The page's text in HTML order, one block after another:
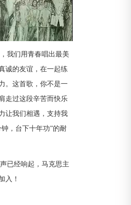
我们用青春唱出最美
诚的友谊，在一起练
。这首歌，你不是一
走过这段辛苦而快乐
让我们相遇，支持我
，台下十年功”的耐
已经响起，马克思主
入！